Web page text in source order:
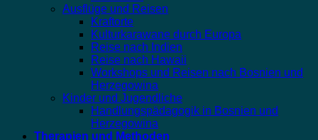
Ausflüge und Reisen
Kraftorte
Kulturkarawane durch Europa
Reise nach Indien
Reise nach Hawaii
Workshops und Reisen nach Bosnien und
Herzegowina
Kinder und Jugendliche
Handlungspädagogik in Bosnien und
Herzegowina
Therapien und Methoden